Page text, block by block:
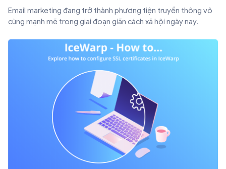
Email marketing đang trở thành phương tiện truyền thông vô
cùng mạnh mẽ trong giai đoạn giãn cách xã hội ngày nay.